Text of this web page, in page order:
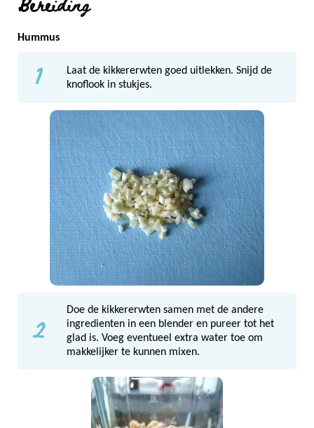
Hummus
1
Laat de kikkererwten goed uitlekken. Snijd de
knoflook in stukjes.
2
Doe de kikkererwten samen met de andere
ingredienten in een blender en pureer tot het
glad is. Voeg eventueel extra water toe om
makkelijker te kunnen mixen.